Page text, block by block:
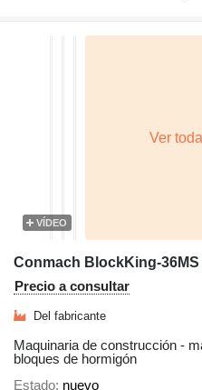
VÍDEO
Precio a consultar
Del fabricante
Maquinaria de construcción -
bloques de hormigón
Estado nuevo